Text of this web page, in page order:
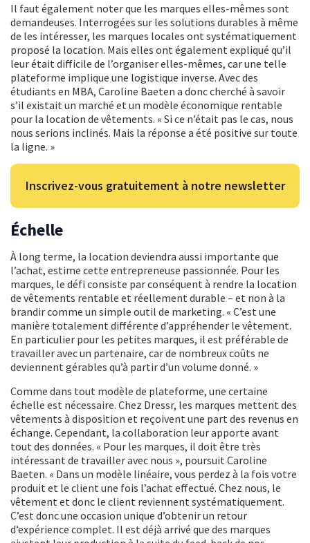
Il faut également noter que les marques elles-mêmes sont
demandeuses. Interrogées sur les solutions durables à même
de les intéresser, les marques locales ont systématiquement
proposé la location. Mais elles ont également expliqué qu’il
leur était difficile de l’organiser elles-mêmes, car une telle
plateforme implique une logistique inverse. Avec des
étudiants en MBA, Caroline Baeten a donc cherché à savoir
s’il existait un marché et un modèle économique rentable
pour la location de vêtements. « Si ce n’était pas le cas, nous
nous serions inclinés. Mais la réponse a été positive sur toute
la ligne. »
Inscrivez-vous gratuitement à notre newsletter
Échelle
À long terme, la location deviendra aussi importante que
l’achat, estime cette entrepreneuse passionnée. Pour les
marques, le défi consiste par conséquent à rendre la location
de vêtements rentable et réellement durable – et non à la
brandir comme un simple outil de marketing. « C’est une
manière totalement différente d’appréhender le vêtement.
En particulier pour les petites marques, il est préférable de
travailler avec un partenaire, car de nombreux coûts ne
deviennent gérables qu’à partir d’un volume donné. »
Comme dans tout modèle de plateforme, une certaine
échelle est nécessaire. Chez Dressr, les marques mettent des
vêtements à disposition et reçoivent une part des revenus en
échange. Cependant, la collaboration leur apporte avant
tout des données. « Pour les marques, il doit être très
intéressant de travailler avec nous », poursuit Caroline
Baeten. « Dans un modèle linéaire, vous perdez à la fois votre
produit et le client une fois l’achat effectué. Chez nous, le
vêtement et donc le client reviennent systématiquement.
C’est donc une occasion unique d’obtenir un retour
d’expérience complet. Il est déjà arrivé que des marques